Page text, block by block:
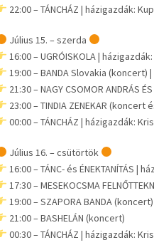
22:00 – TÁNCHÁZ | házigazdák:
Július 15. – szerda
16:00 – UGRÓISKOLA |
19:00 – BANDA Slovakia
21:30 – NAGY CSOMOR ANDRÁS
23:00 – TINDIA ZENEKAR (koncert
00:00 – TÁNCHÁZ | házigazdák:
Július 16. – csütörtök
16:00 – TÁNC- és ÉNEKTANÍTÁS
17:30 – MESEKOCSMA
19:00 – SZAPORA BANDA (koncert)
21:00 – BASHELÁN (koncert)
00:30 – TÁNCHÁZ | házigazdák: